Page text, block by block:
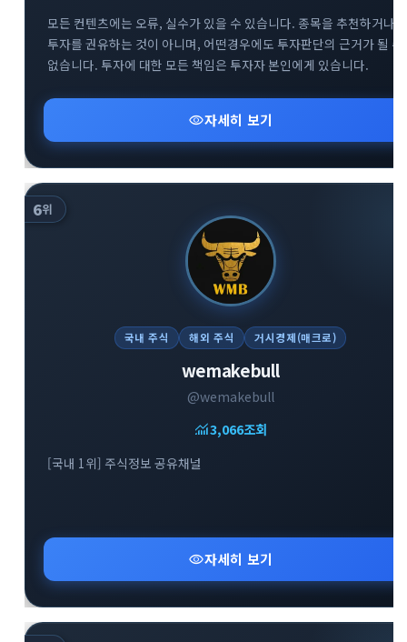
모든 컨텐츠에는 오류, 실수가 있을 수 있습니다. 종목을 추천하거나
투자를 권유하는 것이 아니며, 어떤경우에도 투자판단의 근거가 될 수
없습니다. 투자에 대한 모든 책임은 투자자 본인에게 있습니다.
visibility자세히 보기
6위
국내 주식 해외 주식 거시경제(매크로)
wemakebull
@wemakebull
monitoring3,066조회
[국내 1위] 주식정보 공유채널
visibility자세히 보기